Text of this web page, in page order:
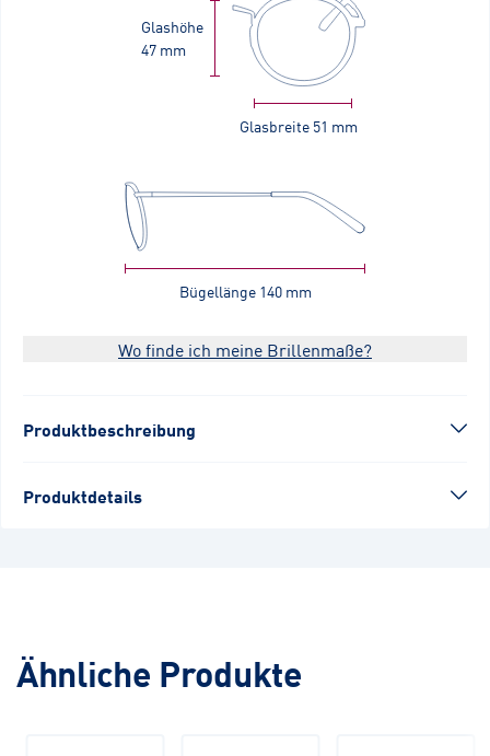
Glasbreite 51 mm
Glashöhe
47 mm
Bügellänge 140 mm
Wo finde ich meine Brillenmaße?
Produktbeschreibung
Produktdetails
Ähnliche Produkte